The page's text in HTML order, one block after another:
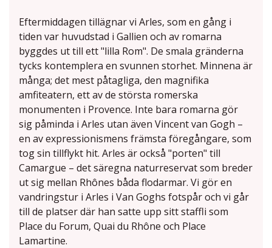
Eftermiddagen tillägnar vi Arles, som en gång i
tiden var huvudstad i Gallien och av romarna
byggdes ut till ett "lilla Rom". De smala gränderna
tycks kontemplera en svunnen storhet. Minnena är
många; det mest påtagliga, den magnifika
amfiteatern, ett av de största romerska
monumenten i Provence. Inte bara romarna gör
sig påminda i Arles utan även Vincent van Gogh –
en av expressionismens främsta föregångare, som
tog sin tillflykt hit. Arles är också "porten" till
Camargue – det säregna naturreservat som breder
ut sig mellan Rhônes båda flodarmar. Vi gör en
vandringstur i Arles i Van Goghs fotspår och vi går
till de platser där han satte upp sitt staffli som
Place du Forum, Quai du Rhône och Place
Lamartine.